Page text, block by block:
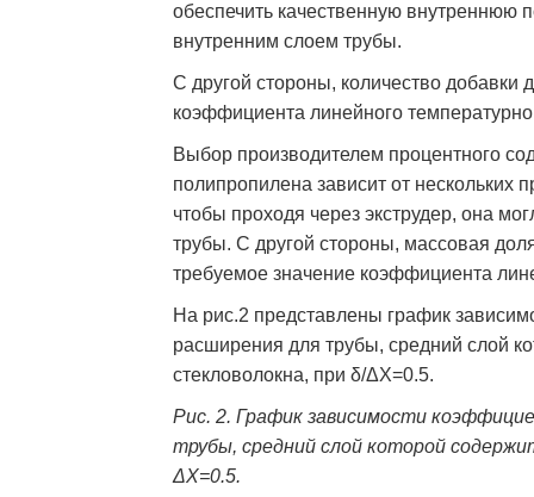
обеспечить качественную внутреннюю
внутренним слоем трубы.
С другой стороны, количество добавки
коэффициента линейного
Выбор производителем процентного
полипропилена зависит от нескольких
чтобы проходя через экструдер, она
трубы. С другой стороны, массовая
требуемое значение коэффициента
На рис.2 представлены график
расширения для трубы, средний слой
стекловолокна, при δ/ΔХ=0.5.
Рис. 2. График зависимости
трубы, средний слой которой
ΔХ=0.5.